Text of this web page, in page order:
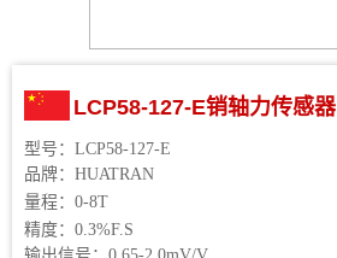
LCP58-127-E销轴力传感器
型号： LCP58-127-E
品牌： HUATRAN
量程： 0-8T
精度： 0.3%F.S